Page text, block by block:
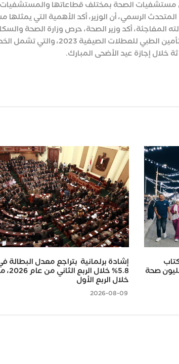
بين مستشفيات الصحة بمختلف قطاعاتها
الرسمي، أن الوزير، أكد الأهمية التي
المفاجئة، أكد وزير الصحة، حرص وزارة الصحة
كما شدد الوزير، على أهمية تطبيق
خلال إجازة عيد الأضحى المبارك.
جماهيري .. ومبادرة 100 مليون صحة
إشادة برلمانية بتراجع معدل البطالة
خلال الربع الأول